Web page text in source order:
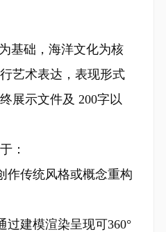
基础，海洋文化为核
艺术表达，表现形式
展示文件及 200字以
：
作传统风格或概念重构
过建模渲染呈现可360°